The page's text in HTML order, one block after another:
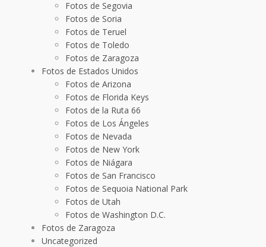
Fotos de Segovia
Fotos de Soria
Fotos de Teruel
Fotos de Toledo
Fotos de Zaragoza
Fotos de Estados Unidos
Fotos de Arizona
Fotos de Florida Keys
Fotos de la Ruta 66
Fotos de Los Ángeles
Fotos de Nevada
Fotos de New York
Fotos de Niágara
Fotos de San Francisco
Fotos de Sequoia National Park
Fotos de Utah
Fotos de Washington D.C.
Fotos de Zaragoza
Uncategorized